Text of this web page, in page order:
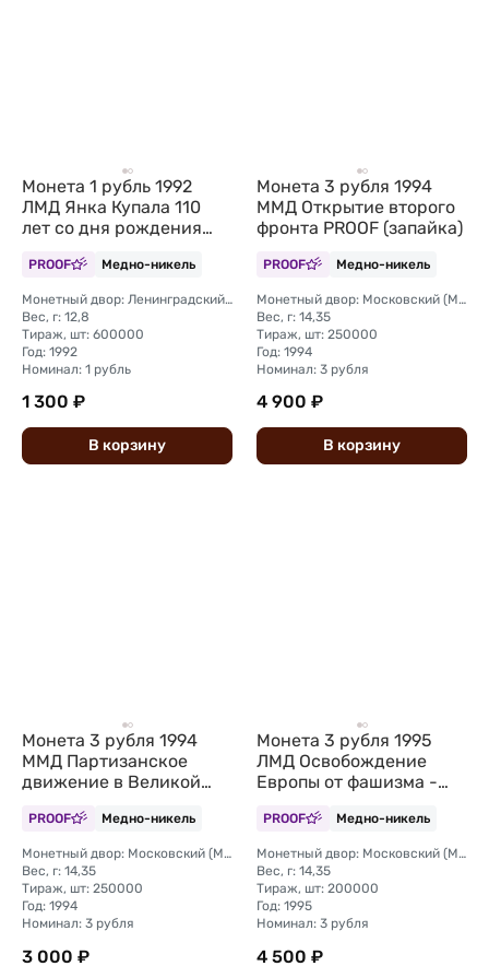
Монета 1 рубль 1992
ЛМД Янка Купала 110
лет со дня рождения
PROOF Медно-никель
Монетный двор: Ленинградский (ЛМД)
Вес, г: 12,8
Тираж, шт: 600000
Год: 1992
Номинал: 1 рубль
1 300 ₽
В корзину
Монета 3 рубля 1994
ММД Открытие второго
фронта PROOF (запайка)
PROOF Медно-никель
Монетный двор: Московский (ММД)
Вес, г: 14,35
Тираж, шт: 250000
Год: 1994
Номинал: 3 рубля
4 900 ₽
В корзину
Монета 3 рубля 1994
ММД Партизанское
движение в Великой
Партизаны (запайка)
PROOF Медно-никель
Монетный двор: Московский (ММД)
Вес, г: 14,35
Тираж, шт: 250000
Год: 1994
Номинал: 3 рубля
3 000 ₽
Монета 3 рубля 1995
ЛМД Освобождение
Европы от фашизма -
PROOF Медно-никель
Монетный двор: Московский (ММД)
Вес, г: 14,35
Тираж, шт: 200000
Год: 1995
Номинал: 3 рубля
4 500 ₽